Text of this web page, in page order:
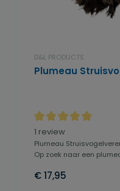
D&L PRODUCTS
Plumeau
Gemiddelde
1 review
Plumeau
Op zoek naar een
€ 17,95